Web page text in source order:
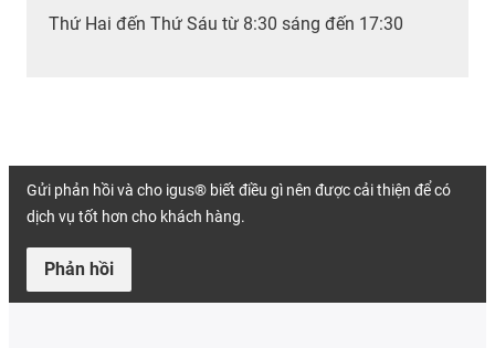
Thứ Hai đến Thứ Sáu từ 8:30 sáng đến 17:30
Gửi phản hồi và cho igus® biết điều gì nên được cải thiện để có
dịch vụ tốt hơn cho khách hàng.
Phản hồi